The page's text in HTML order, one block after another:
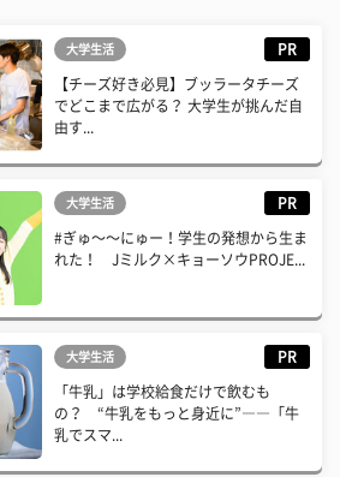
大学生活 PR
【チーズ好き必見】ブッラータチーズ
でどこまで広がる？ 大学生が挑んだ自
由す...
大学生活 PR
#ぎゅ〜〜にゅー！学生の発想から生ま
れた！ Jミルク×キョーソウPROJE...
大学生活 PR
「牛乳」は学校給食だけで飲むも
の？ “牛乳をもっと身近に”――「牛
乳でスマ...